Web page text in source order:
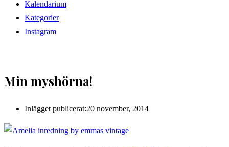
Kalendarium
Kategorier
Instagram
Min myshörna!
Inlägget publicerat:20 november, 2014